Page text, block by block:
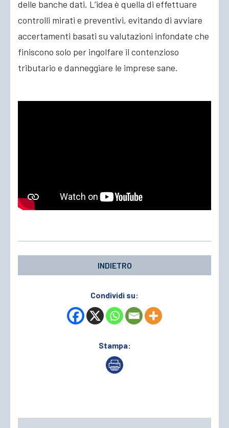
delle banche dati. L’idea è quella di effettuare
controlli mirati e preventivi, evitando di avviare
accertamenti basati su valutazioni infondate che
finiscono solo per ingolfare il contenzioso
tributario e danneggiare le imprese sane.
INDIETRO
Condividi su:
Stampa: